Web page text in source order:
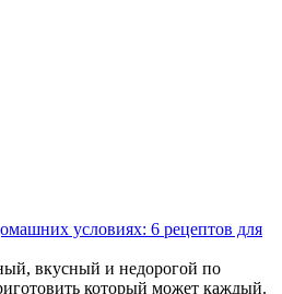
условиях: 6 рецептов для
вкусный и недорогой по
который может каждый.